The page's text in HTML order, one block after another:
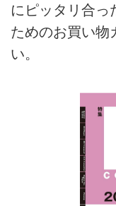
にピッタリ合っ
ためのお買い物
い。